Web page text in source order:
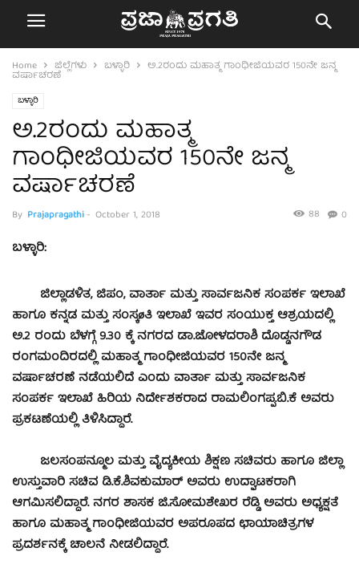
Home ಜಿಲ್ಲೆಗಳು ಬಳ್ಳಾರಿ ಅ.2ರಂದು ಮಹಾತ್ಮ ಗಾಂಧೀಜಿಯವರ 150ನೇ ಜನ್ಮ
ವರ್ಷಾಚರಣೆ
ಬಳ್ಳಾರಿ
ಅ.2ರಂದು ಮಹಾತ್ಮ
ಗಾಂಧೀಜಿಯವರ 150ನೇ ಜನ್ಮ
ವರ್ಷಾಚರಣೆ
By Prajapragathi- October 1, 2018 0
88
ಬಳ್ಳಾರಿ:
ಜಿಲ್ಲಾಡಳಿತ, ಜಿಪಂ, ವಾರ್ತಾ ಮತ್ತು ಸಾರ್ವಜನಿಕ ಸಂಪರ್ಕ ಇಲಾಖೆ
ಹಾಗೂ ಕನ್ನಡ ಮತ್ತು ಸಂಸ್ಕøತಿ ಇಲಾಖೆ ಇವರ ಸಂಯುಕ್ತ ಆಶ್ರಯದಲ್ಲಿ
ಅ.2 ರಂದು ಬೆಳಗ್ಗೆ 9.30 ಕ್ಕೆ ನಗರದ ಡಾ.ಜೋಳದರಾಶಿ ದೊಡ್ಡನಗೌಡ
ರಂಗಮಂದಿರದಲ್ಲಿ ಮಹಾತ್ಮ ಗಾಂಧೀಜಿಯವರ 150ನೇ ಜನ್ಮ
ವರ್ಷಾಚರಣೆ ನಡೆಯಲಿದೆ ಎಂದು ವಾರ್ತಾ ಮತ್ತು ಸಾರ್ವಜನಿಕ
ಸಂಪರ್ಕ ಇಲಾಖೆ ಹಿರಿಯ ನಿರ್ದೇಶಕರಾದ ರಾಮಲಿಂಗಪ್ಪ.ಬಿ.ಕೆ ಅವರು
ಪ್ರಕಟಣೆಯಲ್ಲಿ ತಿಳಿಸಿದ್ದಾರೆ.
ಜಲಸಂಪನ್ಮೂಲ ಮತ್ತು ವೈದ್ಯಕೀಯ ಶಿಕ್ಷಣ ಸಚಿವರು ಹಾಗೂ ಜಿಲ್ಲಾ
ಉಸ್ತುವಾರಿ ಸಚಿವ ಡಿ.ಕೆ.ಶಿವಕುಮಾರ್ ಅವರು ಉದ್ಘಾಟಕರಾಗಿ
ಆಗಮಿಸಲಿದ್ದಾರೆ. ನಗರ ಶಾಸಕ ಜಿ.ಸೋಮಶೇಖರ ರೆಡ್ಡಿ ಅವರು ಅಧ್ಯಕ್ಷತೆ
ಹಾಗೂ ಮಹಾತ್ಮ ಗಾಂಧೀಜಿಯವರ ಅಪರೂಪದ ಛಾಯಾಚಿತ್ರಗಳ
ಪ್ರದರ್ಶನಕ್ಕೆ ಚಾಲನೆ ನೀಡಲಿದ್ದಾರೆ.